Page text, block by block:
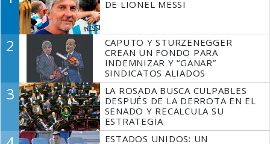
DE LIONEL MESSI
2
CAPUTO Y STURZENEGGER
CREAN UN FONDO PARA
INDEMNIZAR Y “GANAR”
SINDICATOS ALIADOS
3
LA ROSADA BUSCA CULPABLES
DESPUÉS DE LA DERROTA EN EL
SENADO Y RECALCULA SU
ESTRATEGIA
ESTADOS UNIDOS: UN